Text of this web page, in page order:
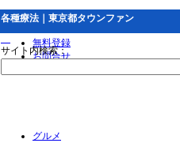
各種療法｜東京都タウンファン
無料登録
お問合せ
サイト内検索：
グルメ